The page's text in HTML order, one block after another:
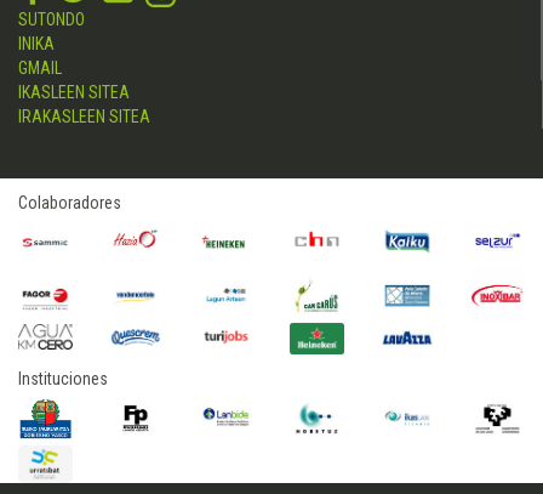
SUTONDO
INIKA
GMAIL
IKASLEEN SITEA
IRAKASLEEN SITEA
Colaboradores
Instituciones